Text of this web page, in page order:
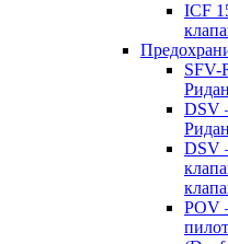
ICF
SFV-
Ридан
DSV
Ридан
DSV
POV